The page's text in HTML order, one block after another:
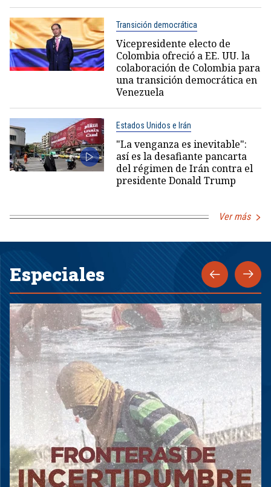
Transición democrática
Vicepresidente electo de
Colombia ofreció a EE. UU. la
colaboración de Colombia para
una transición democrática en
Venezuela
Estados Unidos e Irán
"La venganza es inevitable":
así es la desafiante pancarta
del régimen de Irán contra el
presidente Donald Trump
Ver más
Especiales